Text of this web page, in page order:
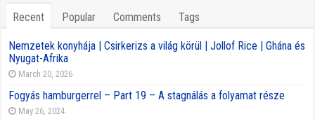
Recent Popular Comments Tags
Nemzetek konyhája | Csirkerizs a világ körül | Jollof Rice | Ghána és
Nyugat-Afrika
March 20, 2026
Fogyás hamburgerrel – Part 19 – A stagnálás a folyamat része
May 26, 2024